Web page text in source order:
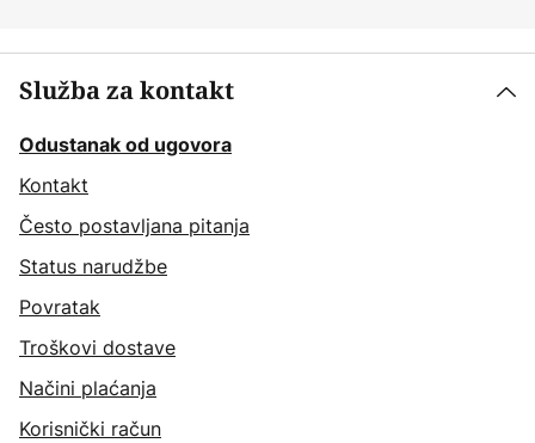
Služba za kontakt
Odustanak od ugovora
Kontakt
Često postavljana pitanja
Status narudžbe
Povratak
Troškovi dostave
Načini plaćanja
Korisnički račun